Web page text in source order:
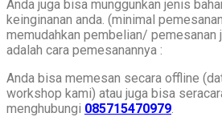
Anda juga bisa munggunkan jenis
keinginanan anda. (minimal
memudahkan pembelian/ pemesanan
adalah cara pemesanannya :
Anda bisa memesan secara offline
workshop kami) atau juga bisa
menghubungi 085715470979.